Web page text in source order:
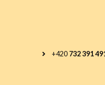
+420 732 391